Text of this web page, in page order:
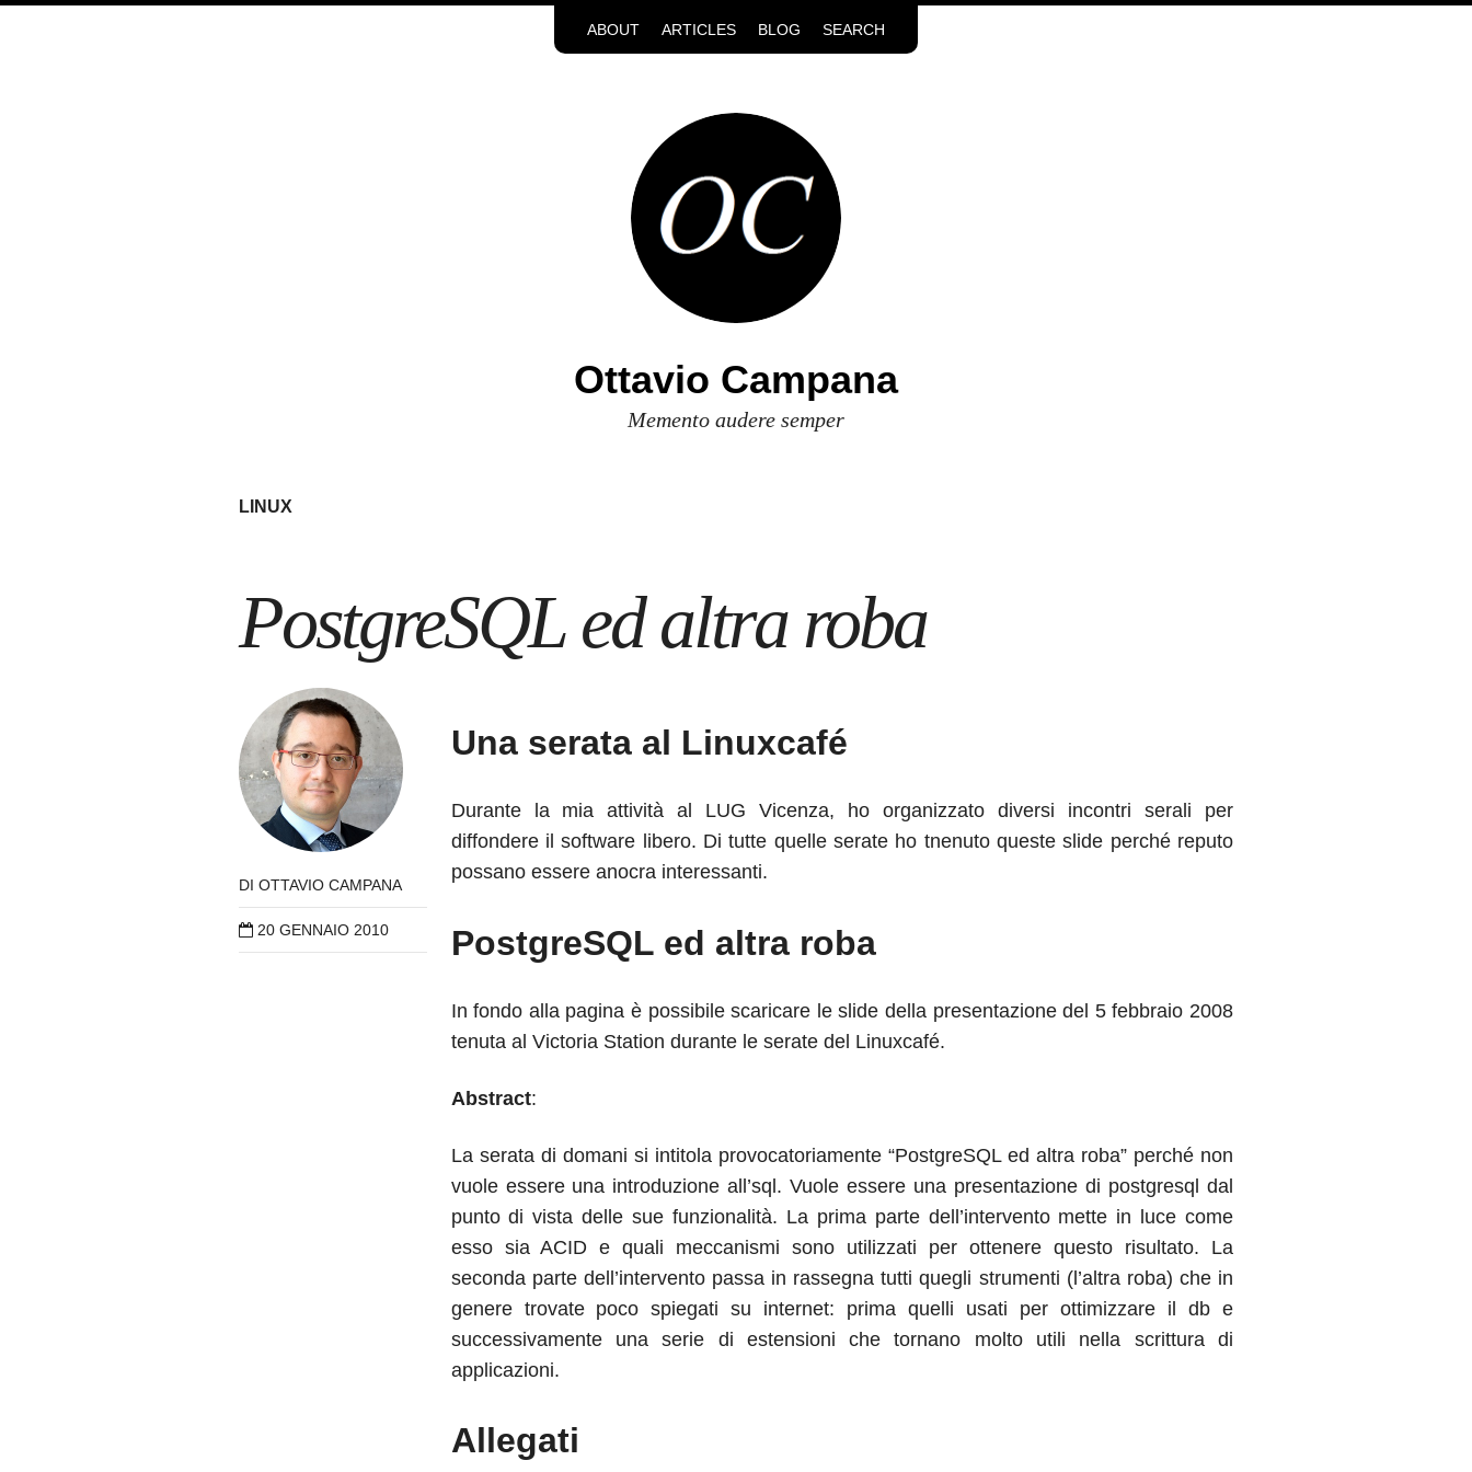
ABOUT ARTICLES BLOG SEARCH
Ottavio Campana
Memento audere semper
LINUX
PostgreSQL ed altra roba
DI OTTAVIO CAMPANA
20 GENNAIO 2010
Una serata al Linuxcafé
Durante la mia attività al LUG Vicenza, ho organizzato diversi incontri serali per
diffondere il software libero. Di tutte quelle serate ho tnenuto queste slide perché reputo
possano essere anocra interessanti.
PostgreSQL ed altra roba
In fondo alla pagina è possibile scaricare le slide della presentazione del 5 febbraio 2008
tenuta al Victoria Station durante le serate del Linuxcafé.
Abstract:
La serata di domani si intitola provocatoriamente “PostgreSQL ed altra roba” perché non
vuole essere una introduzione all’sql. Vuole essere una presentazione di postgresql dal
punto di vista delle sue funzionalità. La prima parte dell’intervento mette in luce come
esso sia ACID e quali meccanismi sono utilizzati per ottenere questo risultato. La
seconda parte dell’intervento passa in rassegna tutti quegli strumenti (l’altra roba) che in
genere trovate poco spiegati su internet: prima quelli usati per ottimizzare il db e
successivamente una serie di estensioni che tornano molto utili nella scrittura di
applicazioni.
Allegati